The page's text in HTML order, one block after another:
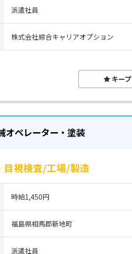
派遣社員
株式会社綜合キャリアオプション
キープ
オペレーター・塗装
目視検査/工場/製造
時給1,450円
福島県相馬郡新地町
派遣社員